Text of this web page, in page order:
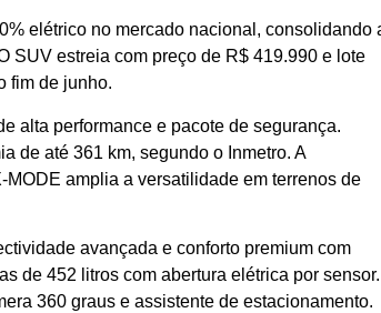
elétrico no mercado nacional, consolidando
SUV estreia com preço de R$ 419.990 e lote
fim de junho.
alta performance e pacote de segurança.
de até 361 km, segundo o Inmetro. A
amplia a versatilidade em terrenos de
avançada e conforto premium com
de 452 litros com abertura elétrica por sensor.
360 graus e assistente de estacionamento.